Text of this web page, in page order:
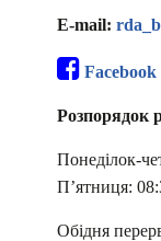
E-mail:
Facebook
Розпорядок
Понеділок-
П’ятниця:
Обідня